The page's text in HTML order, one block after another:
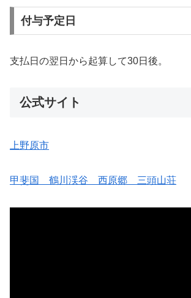
付与予定日
支払日の翌日から起算して30日後。
公式サイト
上野原市
甲斐国 鶴川渓谷 西原郷 三頭山荘